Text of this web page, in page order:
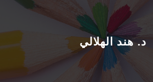
عن الوحدة
أنشطة الوحدة
آليات الوحدة
د. هند الهلالي